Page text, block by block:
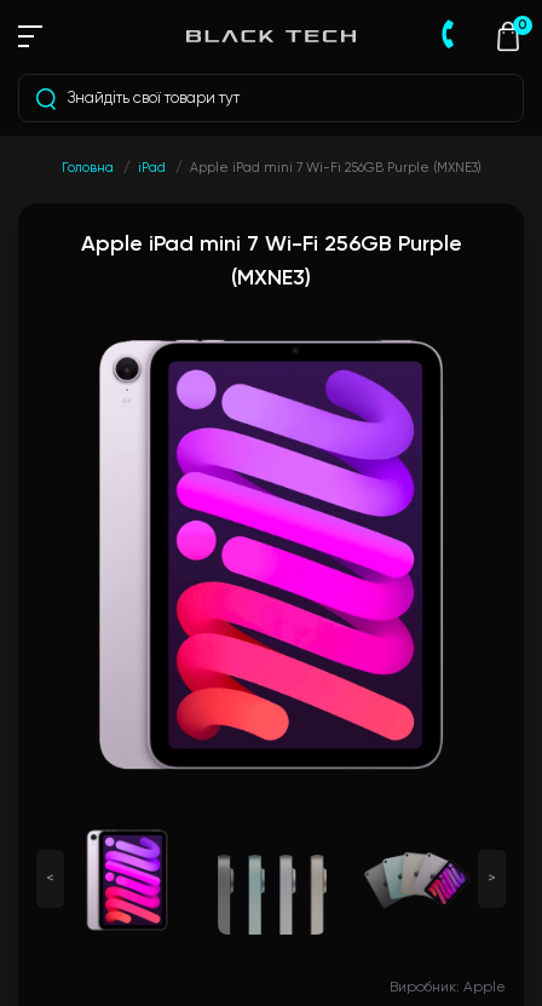
0
Головна iPad Apple iPad mini 7 Wi-Fi 256GB Purple (MXNE3)
Apple iPad mini 7 Wi-Fi 256GB Purple
(MXNE3)
Виробник: Apple
< >